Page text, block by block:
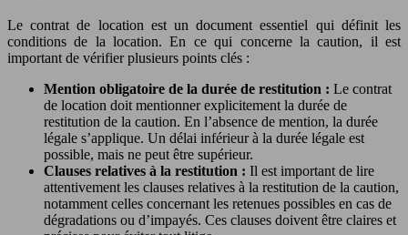
Le contrat de location est un document essentiel qui définit les
conditions de la location. En ce qui concerne la caution, il est
important de vérifier plusieurs points clés :
Mention obligatoire de la durée de restitution : Le contrat
de location doit mentionner explicitement la durée de
restitution de la caution. En l’absence de mention, la durée
légale s’applique. Un délai inférieur à la durée légale est
possible, mais ne peut être supérieur.
Clauses relatives à la restitution : Il est important de lire
attentivement les clauses relatives à la restitution de la caution,
notamment celles concernant les retenues possibles en cas de
dégradations ou d’impayés. Ces clauses doivent être claires et